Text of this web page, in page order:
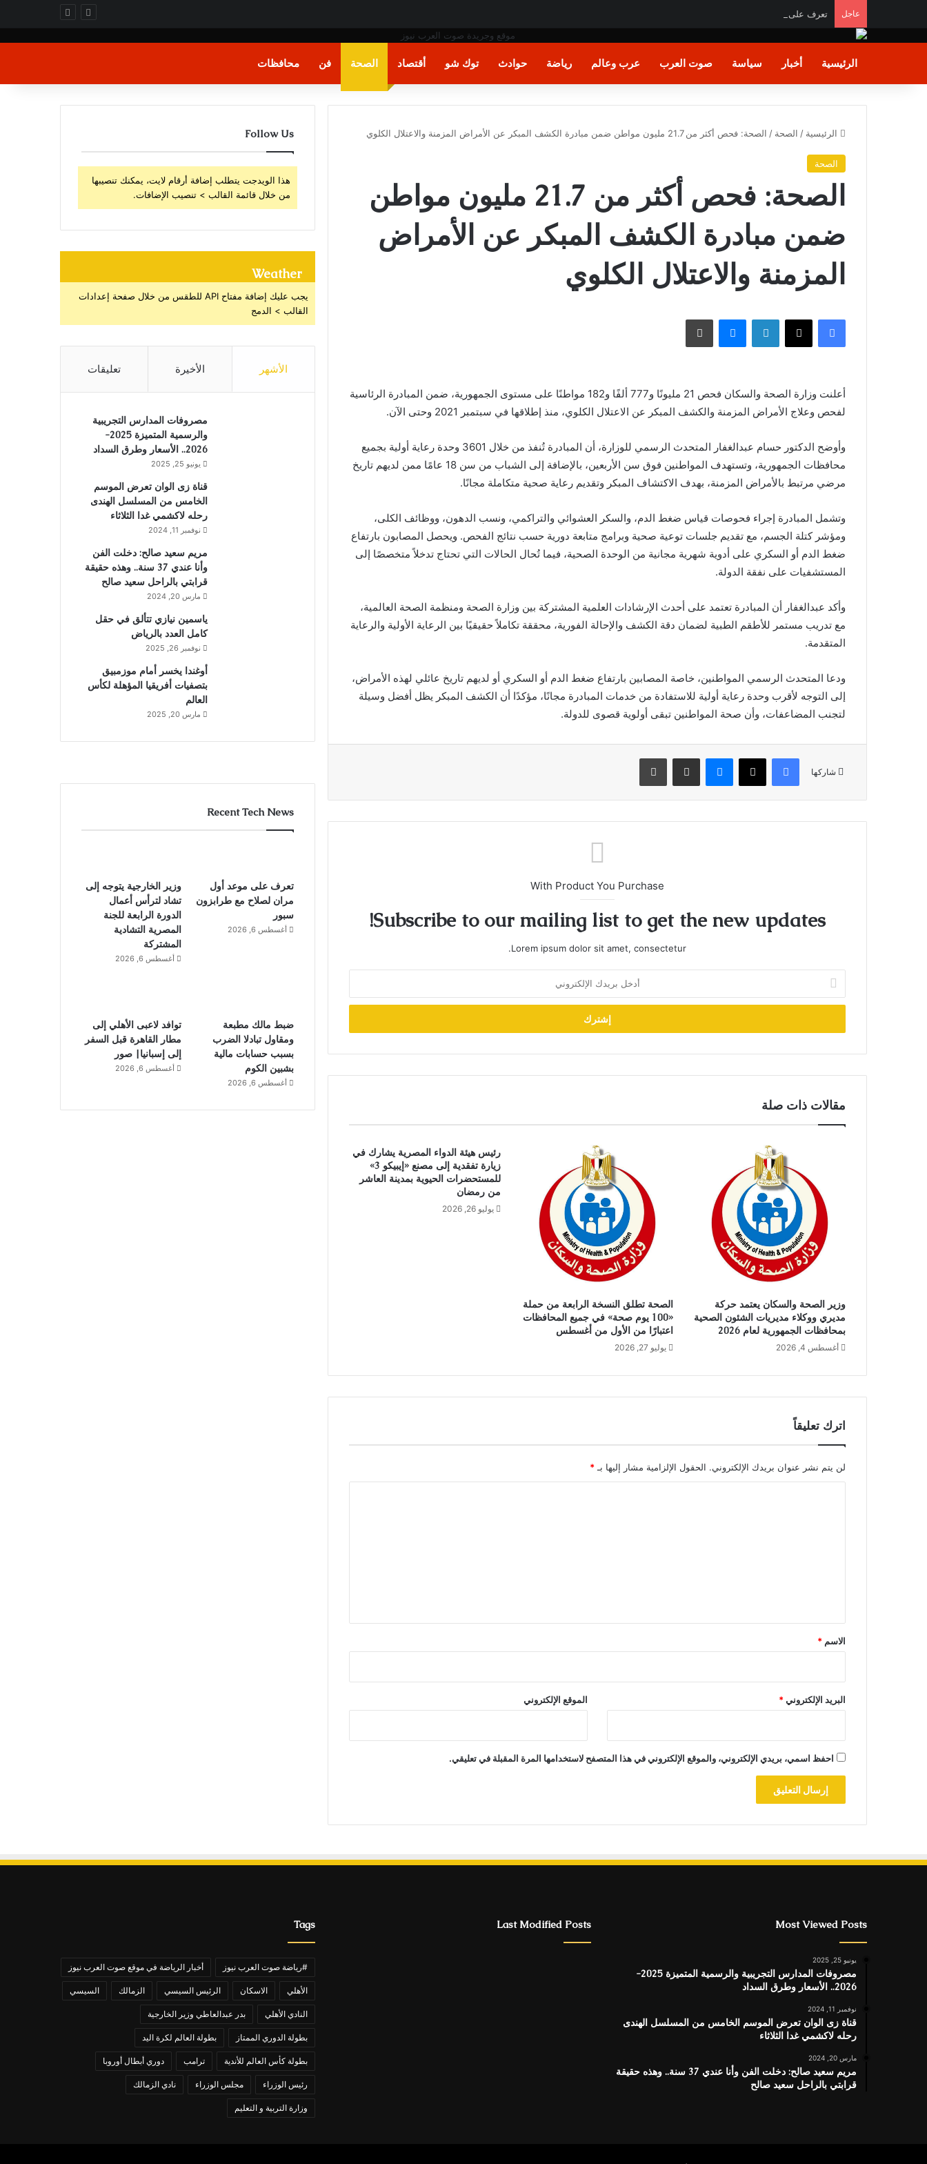
عاجل تعرف على موعد أول مران لصلاح مع طرابزون سبور
الرئيسية أخبار سياسة صوت العرب عرب وعالم رياضة حوادث توك شو أقتصاد الصحة فن محافظات
الرئيسية / الصحة / الصحة: فحص أكثر من 21.7 مليون مواطن ضمن مبادرة الكشف المبكر عن الأمراض المزمنة والاعتلال الكلوي
الصحة
الصحة: فحص أكثر من 21.7 مليون مواطن
ضمن مبادرة الكشف المبكر عن الأمراض
المزمنة والاعتلال الكلوي
فيسبوك X لينكدإن ماسنجر طباعة
أعلنت وزارة الصحة والسكان فحص 21 مليونًا و777 ألفًا و182 مواطنًا على مستوى الجمهورية، ضمن المبادرة الرئاسية
لفحص وعلاج الأمراض المزمنة والكشف المبكر عن الاعتلال الكلوي، منذ إطلاقها في سبتمبر 2021 وحتى الآن.
وأوضح الدكتور حسام عبدالغفار المتحدث الرسمي للوزارة، أن المبادرة تُنفذ من خلال 3601 وحدة رعاية أولية بجميع
محافظات الجمهورية، وتستهدف المواطنين فوق سن الأربعين، بالإضافة إلى الشباب من سن 18 عامًا ممن لديهم تاريخ
مرضي مرتبط بالأمراض المزمنة، بهدف الاكتشاف المبكر وتقديم رعاية صحية متكاملة مجانًا.
وتشمل المبادرة إجراء فحوصات قياس ضغط الدم، والسكر العشوائي والتراكمي، ونسب الدهون، ووظائف الكلى،
ومؤشر كتلة الجسم، مع تقديم جلسات توعية صحية وبرامج متابعة دورية حسب نتائج الفحص. ويحصل المصابون بارتفاع
ضغط الدم أو السكري على أدوية شهرية مجانية من الوحدة الصحية، فيما تُحال الحالات التي تحتاج تدخلاً متخصصًا إلى
المستشفيات على نفقة الدولة.
وأكد عبدالغفار أن المبادرة تعتمد على أحدث الإرشادات العلمية المشتركة بين وزارة الصحة ومنظمة الصحة العالمية،
مع تدريب مستمر للأطقم الطبية لضمان دقة الكشف والإحالة الفورية، محققة تكاملاً حقيقيًا بين الرعاية الأولية والرعاية
المتقدمة.
ودعا المتحدث الرسمي المواطنين، خاصة المصابين بارتفاع ضغط الدم أو السكري أو لديهم تاريخ عائلي لهذه الأمراض،
إلى التوجه لأقرب وحدة رعاية أولية للاستفادة من خدمات المبادرة مجانًا، مؤكدًا أن الكشف المبكر يظل أفضل وسيلة
لتجنب المضاعفات، وأن صحة المواطنين تبقى أولوية قصوى للدولة.
شاركها
فيسبوك X ماسنجر مشاركة عبر البريد طباعة
With Product You Purchase
Subscribe to our mailing list to get the new updates!
Lorem ipsum dolor sit amet, consectetur.
بريدك
الإلكتروني
مقالات ذات صلة
وزير الصحة والسكان يعتمد حركة
مديري ووكلاء مديريات الشئون الصحية
بمحافظات الجمهورية لعام 2026
أغسطس 4, 2026
الصحة تطلق النسخة الرابعة من حملة
«100 يوم صحة» في جميع المحافظات
اعتبارًا من الأول من أغسطس
يوليو 27, 2026
رئيس هيئة الدواء المصرية يشارك في
زيارة تفقدية إلى مصنع «إيبيكو 3»
للمستحضرات الحيوية بمدينة العاشر
من رمضان
يوليو 26, 2026
اترك تعليقاً
لن يتم نشر عنوان بريدك الإلكتروني. الحقول الإلزامية مشار إليها بـ *
*
الاسم *
البريد الإلكتروني* الموقع الإلكتروني
احفظ اسمي، بريدي الإلكتروني، والموقع الإلكتروني في هذا المتصفح لاستخدامها المرة المقبلة في تعليقي.
Follow Us
هذا الويدجت يتطلب إضافة أرقام لايت، يمكنك تنصيبها
من خلال قائمة القالب > تنصيب الإضافات.
Weather
يجب عليك إضافة مفتاح API للطقس من خلال صفحة إعدادات
القالب > الدمج
الأشهر الأخيرة تعليقات
مصروفات المدارس التجريبية
والرسمية المتميزة 2025-
2026.. الأسعار وطرق السداد
يونيو 25, 2025
قناة زى الوان تعرض الموسم
الخامس من المسلسل الهندى
رحله لاكشمي غدا الثلاثاء
نوفمبر 11, 2024
مريم سعيد صالح: دخلت الفن
وأنا عندي 37 سنة.. وهذه حقيقة
قرابتي بالراحل سعيد صالح
مارس 20, 2024
ياسمين نيازي تتألق في حقل
كامل العدد بالرياض
نوفمبر 26, 2025
أوغندا يخسر أمام موزمبيق
بتصفيات أفريقيا المؤهلة لكأس
العالم
مارس 20, 2025
Recent Tech News
تعرف على موعد أول
مران لصلاح مع طرابزون
سبور
أغسطس 6, 2026
وزير الخارجية يتوجه إلى
تشاد لترأس أعمال
الدورة الرابعة للجنة
المصرية التشادية
المشتركة
أغسطس 6, 2026
ضبط مالك مطبعة
ومقاول تبادلا الضرب
بسبب حسابات مالية
بشبين الكوم
أغسطس 6, 2026
توافد لاعبى الأهلي إلى
مطار القاهرة قبل السفر
إلى إسبانيا| صور
أغسطس 6, 2026
Most Viewed Posts
يونيو 25, 2025
مصروفات المدارس التجريبية والرسمية المتميزة 2025-
2026.. الأسعار وطرق السداد
نوفمبر 11, 2024
قناة زى الوان تعرض الموسم الخامس من المسلسل الهندى
رحله لاكشمي غدا الثلاثاء
مارس 20, 2024
مريم سعيد صالح: دخلت الفن وأنا عندي 37 سنة.. وهذه حقيقة
قرابتي بالراحل سعيد صالح
Last Modified Posts
Tags
#رياضة صوت العرب نيوز أخبار الرياضة في موقع صوت العرب نيوز
الأهلي الاسكان الرئيس السيسي الزمالك السيسي
النادي الأهلي بدر عبدالعاطي وزير الخارجية
بطولة الدوري الممتاز بطولة العالم لكرة اليد
بطولة كأس العالم للأندية ترامب دوري أبطال أوروبا
رئيس الوزراء مجلس الوزراء نادي الزمالك
وزارة التربية و التعليم